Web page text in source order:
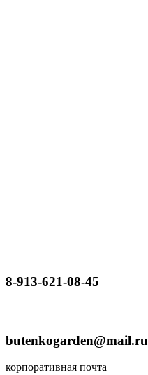
8-913-621-08-45
butenkogarden@mail.ru
корпоративная почта